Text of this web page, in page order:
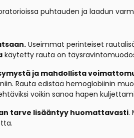
puhtauden ja laadun
Useimmat perinteiset
käytetty rauta on
ja mahdollista
Rauta edistää hemoglobiinin
voikin sanoa hapen
tarve lisääntyy huomattavasti.